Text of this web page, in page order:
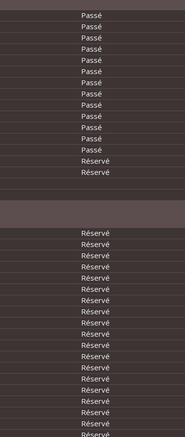
Passé
Passé
Passé
Passé
Passé
Passé
Passé
Passé
Passé
Passé
Passé
Passé
Passé
Réservé
Réservé
Réservé
Réservé
Réservé
Réservé
Réservé
Réservé
Réservé
Réservé
Réservé
Réservé
Réservé
Réservé
Réservé
Réservé
Réservé
Réservé
Réservé
Réservé
Réservé